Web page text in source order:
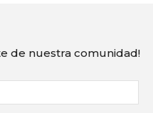
de nuestra comunidad!